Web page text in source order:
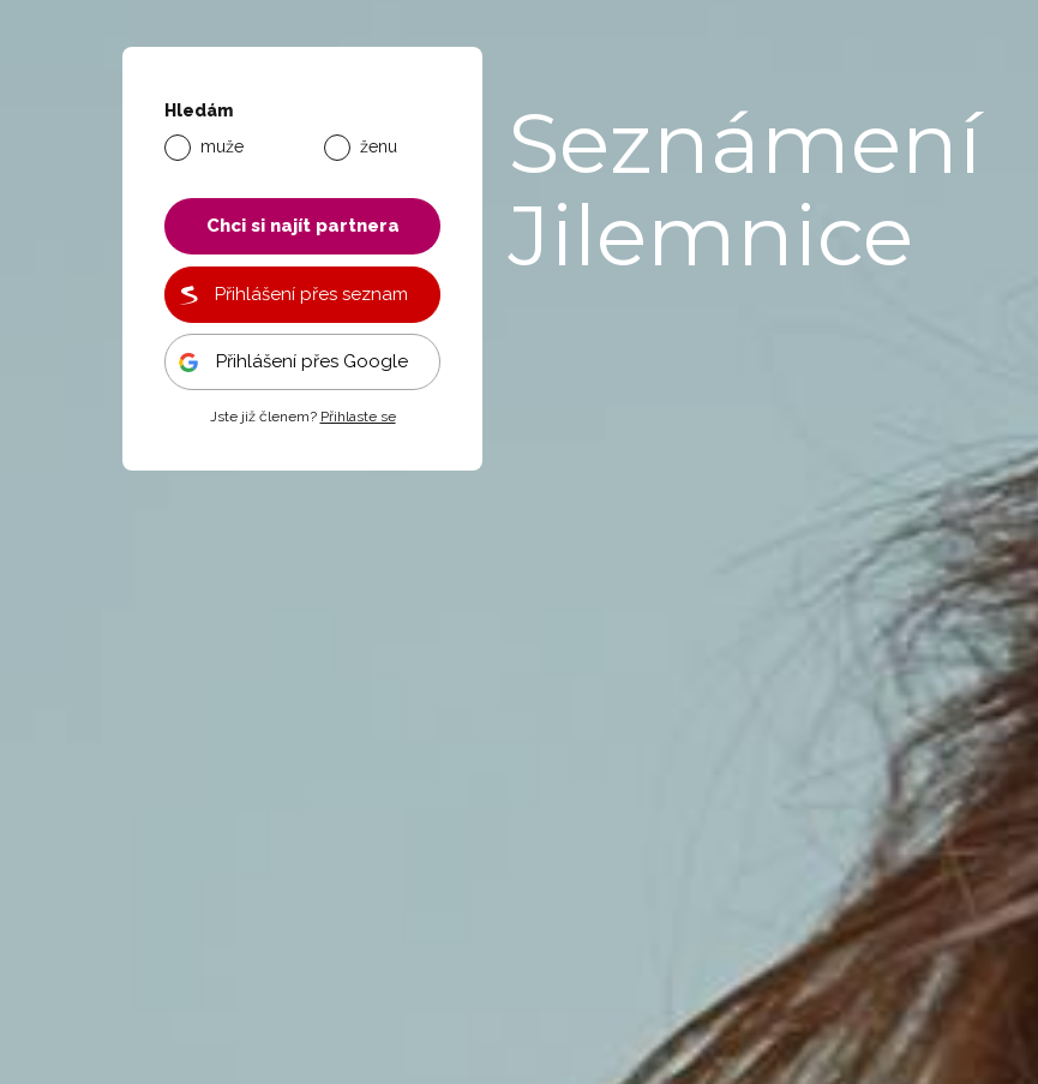
Hledám
muže
ženu
Chci si najít partnera
Přihlášení přes seznam
Přihlášení přes Google
Jste již členem? Přihlaste se
Seznámení
Jilemnice